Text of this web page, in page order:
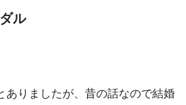
ル
ありましたが、昔の話なので結婚